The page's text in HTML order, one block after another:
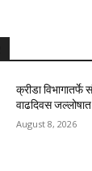
क्रीडा विभागातर्फे
वाढदिवस
August 8, 2026